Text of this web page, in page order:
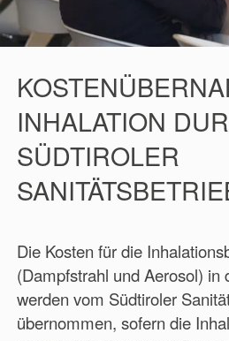
INHALATION
SÜDTIROLER
Die Kosten für die
(Dampfstrahl und Aerosol) in
werden vom Südtiroler
übernommen, sofern die